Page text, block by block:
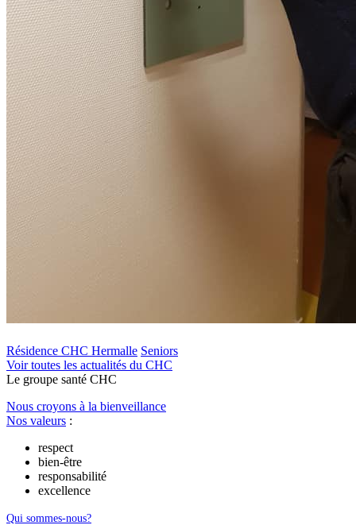
Résidence CHC Hermalle Seniors
Voir toutes les actualités du CHC
Le groupe santé CHC
Nous croyons à la bienveillance
Nos valeurs :
respect
bien-être
responsabilité
excellence
Qui sommes-nous?